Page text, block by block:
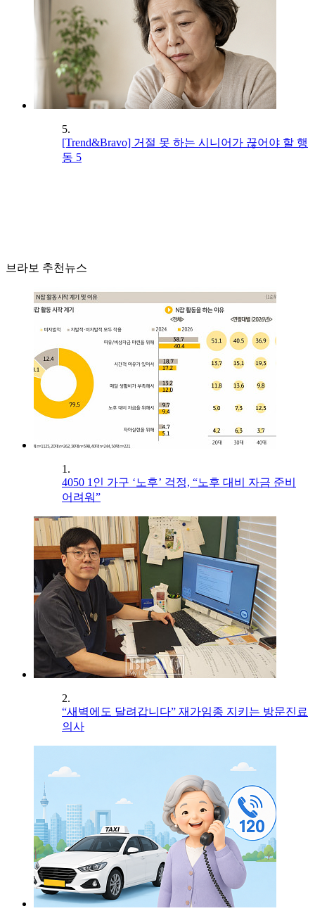
5.
[Trend&Bravo] 거절 못 하는 시니어가 끊어야 할 행
동 5
브라보 추천뉴스
1.
4050 1인 가구 ‘노후’ 걱정, “노후 대비 자금 준비
어려워”
2.
“새벽에도 달려갑니다” 재가임종 지키는 방문진료
의사